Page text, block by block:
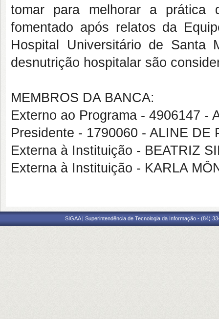
tomar para melhorar a prática
fomentado após relatos da
Hospital Universitário de Santa
desnutrição hospitalar são
MEMBROS DA BANCA:
Externo ao Programa - 4906147 -
Presidente - 1790060 - ALINE DE
Externa à Instituição - BEATRIZ
Externa à Instituição - KARLA
SIGAA | Superintendência de Tecnologia da Informação - (84)